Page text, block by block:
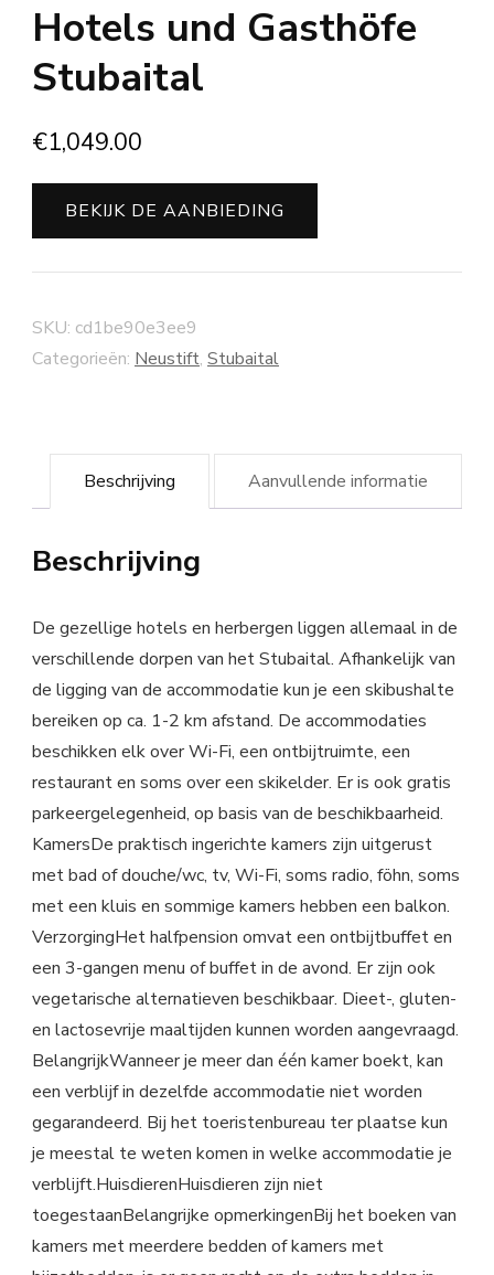
Hotels und Gasthöfe
Stubaital
€1,049.00
BEKIJK DE AANBIEDING
SKU: cd1be90e3ee9
Categorieën: Neustift, Stubaital
Beschrijving Aanvullende informatie
Beschrijving
De gezellige hotels en herbergen liggen allemaal in de
verschillende dorpen van het Stubaital. Afhankelijk van
de ligging van de accommodatie kun je een skibushalte
bereiken op ca. 1-2 km afstand. De accommodaties
beschikken elk over Wi-Fi, een ontbijtruimte, een
restaurant en soms over een skikelder. Er is ook gratis
parkeergelegenheid, op basis van de beschikbaarheid.
KamersDe praktisch ingerichte kamers zijn uitgerust
met bad of douche/wc, tv, Wi-Fi, soms radio, föhn, soms
met een kluis en sommige kamers hebben een balkon.
VerzorgingHet halfpension omvat een ontbijtbuffet en
een 3-gangen menu of buffet in de avond. Er zijn ook
vegetarische alternatieven beschikbaar. Dieet-, gluten-
en lactosevrije maaltijden kunnen worden aangevraagd.
BelangrijkWanneer je meer dan één kamer boekt, kan
een verblijf in dezelfde accommodatie niet worden
gegarandeerd. Bij het toeristenbureau ter plaatse kun
je meestal te weten komen in welke accommodatie je
verblijft.HuisdierenHuisdieren zijn niet
toegestaanBelangrijke opmerkingenBij het boeken van
kamers met meerdere bedden of kamers met